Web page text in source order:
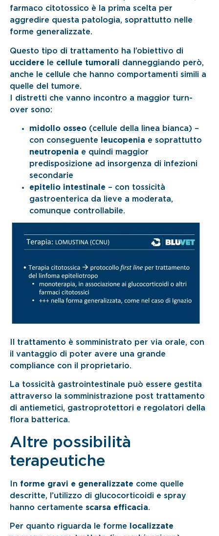
farmaco citotossico è la prima scelta per
aggredire questa patologia, soprattutto nelle
forme generalizzate.
Questo tipo di trattamento ha l’obiettivo di
uccidere le cellule tumorali danneggiando però,
anche le cellule che hanno comportamenti simili a
quelle del tumore.
I distretti che vanno incontro a maggior turn-
over sono:
midollo osseo (cellule della linea bianca) –
con conseguente
leucopenia e soprattutto
neutropenia e quindi maggior
predisposizione ad insorgenza di infezioni
secondarie
epitelio intestinale – con tossicità
gastroenterica da lieve a moderata,
comunque controllabile.
Il trattamento è somministrato per via orale, con
il vantaggio di poter avere una grande
compliance con il proprietario.
La tossicità gastrointestinale può essere gestita
attraverso la somministrazione post trattamento
di antiemetici, gastroprotettori e regolatori della
flora batterica.
Altre possibilità
terapeutiche
In forme gravi e generalizzate come quelle
descritte, l’utilizzo di glucocorticoidi e spray
hanno certamente scarsa efficacia.
Per quanto riguarda le forme
localizzate